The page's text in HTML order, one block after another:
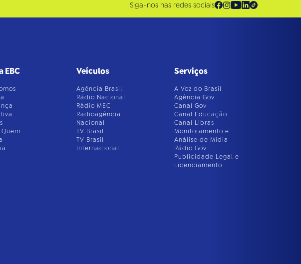
Siga-nos nas redes sociais
EBC Veículos
Agência Brasil
Rádio Nacional
Rádio MEC
Radioagência
Nacional
TV Brasil
TV Brasil
Internacional
Serviços
A Voz do Brasil
Agência Gov
Canal Gov
Canal Educação
Canal Libras
Monitoramento e
Análise de Mídia
Rádio Gov
Publicidade Legal e
Licenciamento